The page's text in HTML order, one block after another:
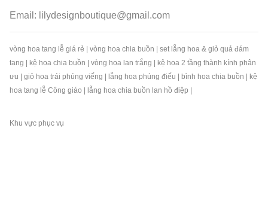
Email: lilydesignboutique@gmail.com
vòng hoa tang lễ giá rẻ vòng hoa chia buồn
set lẵng hoa & giỏ quả đám
tang
kệ hoa chia buồn vòng hoa lan trắng
kệ hoa 2 tầng thành kính phân
ưu
giỏ hoa trái phúng viếng lẵng hoa phúng điếu bình hoa chia buồn
kệ
hoa tang lễ Công giáo
lẵng hoa chia buồn lan hồ điệp
Khu vực phục vụ